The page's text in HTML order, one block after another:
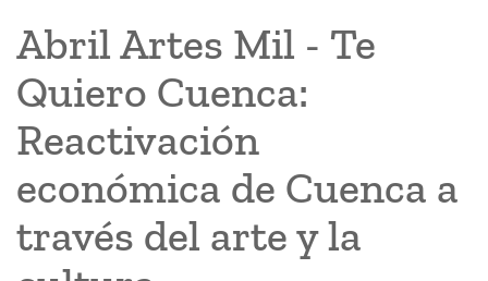
Abril Artes Mil - Te
Quiero Cuenca:
Reactivación
económica de Cuenca a
través del arte y la